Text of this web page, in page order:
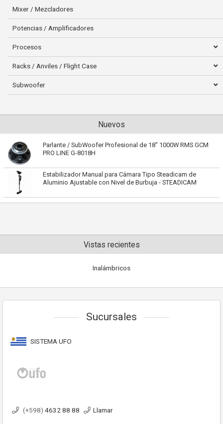
Mixer / Mezcladores
Potencias / Amplificadores
Procesos
Racks / Anviles / Flight Case
Subwoofer
Nuevos
Parlante / SubWoofer Profesional de 18" 1000W RMS GCM
PRO LINE G-8018H
Estabilizador Manual para Cámara Tipo Steadicam de
Aluminio Ajustable con Nivel de Burbuja - STEADICAM
Vistas recientes
Inalámbricos
Sucursales
SISTEMA UFO
(+598) 4632 88 88 Llamar